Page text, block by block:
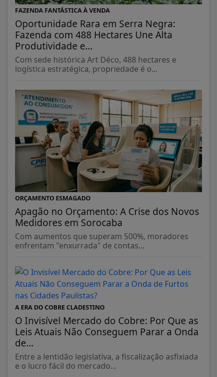
Oportunidade Rara em Serra Negra:
Fazenda com 488 Hectares Une Alta
Produtividade e...
Com sede histórica Art Déco, 488 hectares e
logística estratégica, propriedade é o...
ORÇAMENTO ESMAGADO
Apagão no Orçamento: A Crise dos Novos
Medidores em Sorocaba
Com aumentos que superam 500%, moradores
enfrentam "enxurrada" de contas...
A ERA DO COBRE CLADESTINO
O Invisível Mercado do Cobre: Por Que as
Leis Atuais Não Conseguem Parar a Onda
de...
Entre a lentidão legislativa, a fiscalização asfixiada
e o lucro fácil do mercado...